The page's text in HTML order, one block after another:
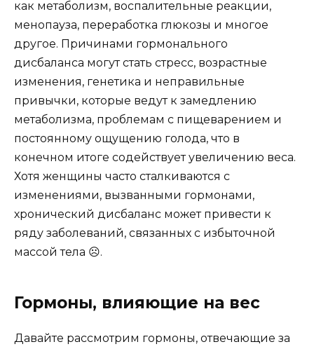
как метаболизм, воспалительные реакции,
менопауза, переработка глюкозы и многое
другое. Причинами гормонального
дисбаланса могут стать стресс, возрастные
изменения, генетика и неправильные
привычки, которые ведут к замедлению
метаболизма, проблемам с пищеварением и
постоянному ощущению голода, что в
конечном итоге содействует увеличению веса.
Хотя женщины часто сталкиваются с
изменениями, вызванными гормонами,
хронический дисбаланс может привести к
ряду заболеваний, связанных с избыточной
массой тела ☹️.
Гормоны, влияющие на вес
Давайте рассмотрим гормоны, отвечающие за